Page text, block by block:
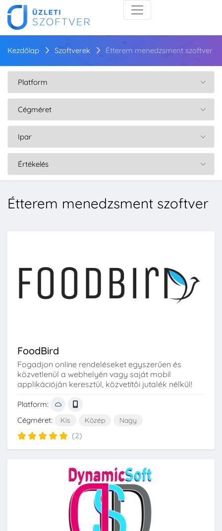
Kezdőlap Szoftverek Étterem menedzsment szoftver
Étterem menedzsment szoftver
FoodBird
Fogadjon online rendeléseket egyszerűen és
közvetlenül a webhelyén vagy saját mobil
applikációján keresztül, közvetítői jutalék nélkül!
Platform:
Cégméret:
Kis Közép Nagy
(2)